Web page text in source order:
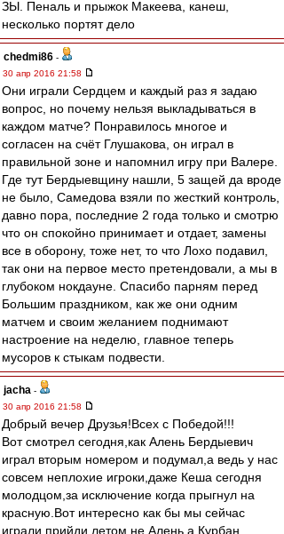
ЗЫ. Пеналь и прыжок Макеева, канеш,
несколько портят дело
chedmi86 -
30 апр 2016 21:58
Они играли Сердцем и каждый раз я задаю
вопрос, но почему нельзя выкладываться в
каждом матче? Понравилось многое и
согласен на счёт Глушакова, он играл в
правильной зоне и напомнил игру при Валере.
Где тут Бердыевщину нашли, 5 защей да вроде
не было, Самедова взяли по жесткий контроль,
давно пора, последние 2 года только и смотрю
что он спокойно принимает и отдает, замены
все в оборону, тоже нет, то что Лохо подавил,
так они на первое место претендовали, а мы в
глубоком нокдауне. Спасибо парням перед
Большим праздником, как же они одним
матчем и своим желанием поднимают
настроение на неделю, главное теперь
мусоров к стыкам подвести.
jacha -
30 апр 2016 21:58
Добрый вечер Друзья!Всех с Победой!!!
Вот смотрел сегодня,как Алень Бердыевич
играл вторым номером и подумал,а ведь у нас
совсем неплохие игроки,даже Кеша сегодня
молодцом,за исключение когда прыгнул на
красную.Вот интересно как бы мы сейчас
играли прийди летом не Алень,а Курбан